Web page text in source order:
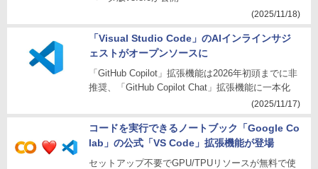
(2025/11/18)
「Visual Studio Code」のAIインラインサジ
ェストがオープンソースに
「GitHub Copilot」拡張機能は2026年初頭までに非
推奨、「GitHub Copilot Chat」拡張機能に一本化
(2025/11/17)
コードを実行できるノートブック「Google Co
lab」の公式「VS Code」拡張機能が登場
セットアップ不要でGPU/TPUリソースが無料で使